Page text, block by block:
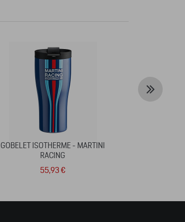
GOBELET ISOTHERME - MARTINI
RACING
55,93 €